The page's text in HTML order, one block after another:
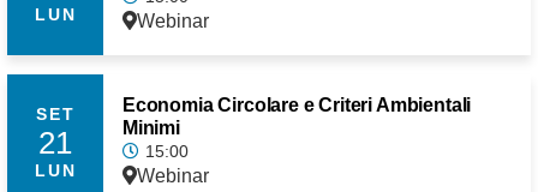
LUN Webinar
SET
21
LUN
Economia Circolare e Criteri Ambientali
Minimi
15:00
Webinar